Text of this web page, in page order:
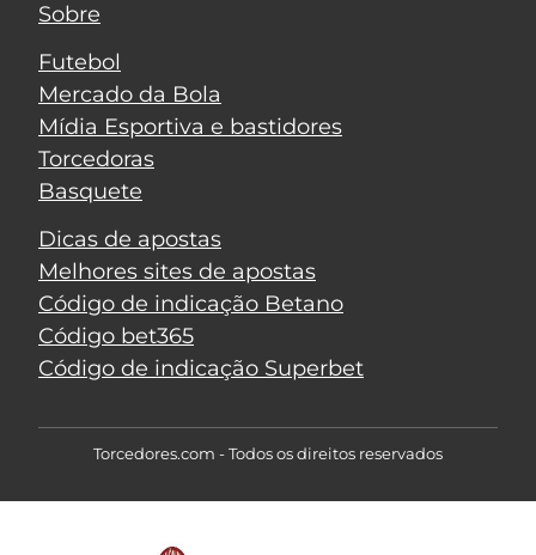
Sobre
Futebol
Mercado da Bola
Mídia Esportiva e bastidores
Torcedoras
Basquete
Dicas de apostas
Melhores sites de apostas
Código de indicação Betano
Código bet365
Código de indicação Superbet
Torcedores.com - Todos os direitos reservados